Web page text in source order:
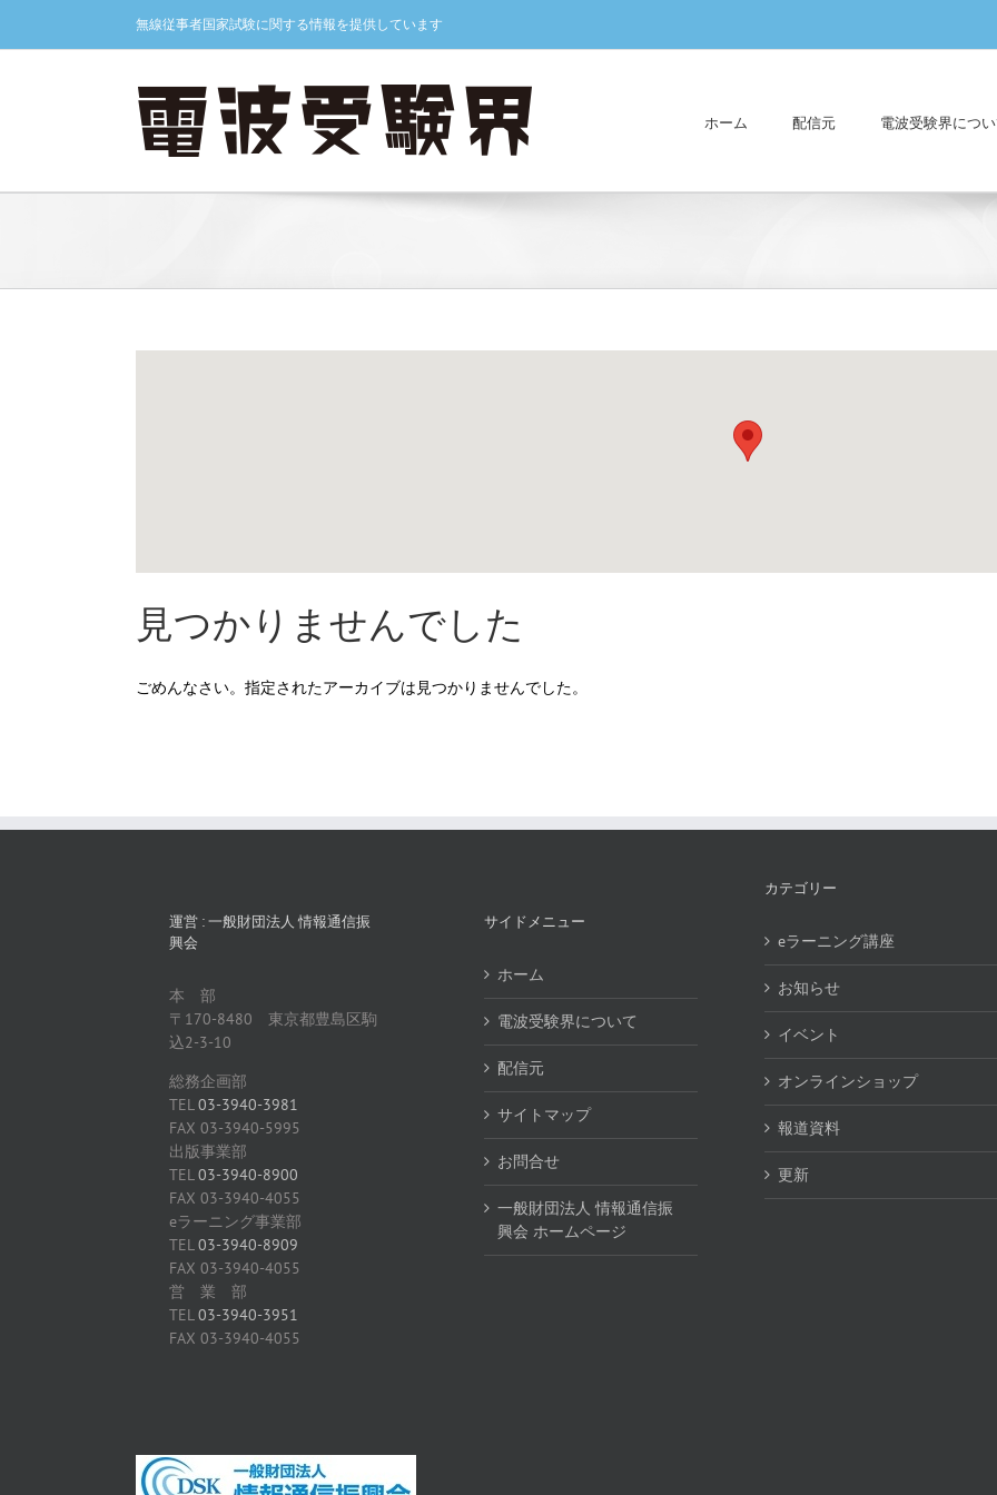
content
無線従事者国家試験に関する情報を提供しています
ホーム 配信元 電波受験界につ
見つかりませんでした
ごめんなさい。指定されたアーカイブは見つかりませんでした。
運営 : 一般財団法人 情報通信振
興会
本 部
〒170-8480 東京都豊島区駒
込2-3-10
総務企画部
TEL 03-3940-3981
FAX 03-3940-5995
出版事業部
TEL 03-3940-8900
FAX 03-3940-4055
eラーニング事業部
TEL 03-3940-8909
FAX 03-3940-4055
営 業 部
TEL 03-3940-3951
FAX 03-3940-4055
サイドメニュー
ホーム
電波受験界について
配信元
サイトマップ
お問合せ
一般財団法人 情報通信振
興会 ホームページ
カテゴリー
eラーニング講座
お知らせ
イベント
オンラインショップ
報道資料
更新